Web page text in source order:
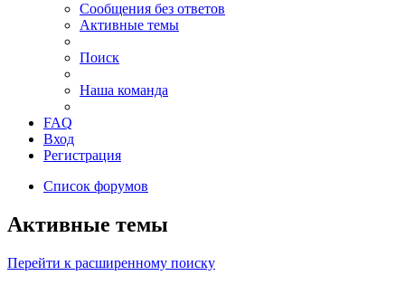
Сообщения без ответов
Активные темы
Поиск
Наша команда
FAQ
Вход
Регистрация
Список форумов
Активные темы
Перейти к расширенному поиску